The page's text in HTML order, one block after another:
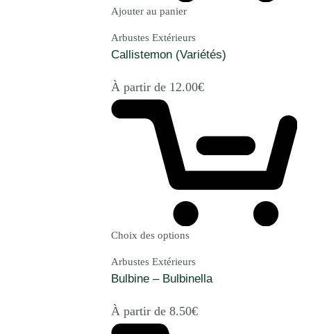
Ajouter au panier
Arbustes Extérieurs
Callistemon (Variétés)
À partir de 12.00€
Choix des options
Arbustes Extérieurs
Bulbine – Bulbinella
À partir de 8.50€